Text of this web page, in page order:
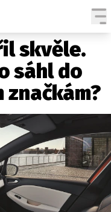
skvěle.
sáhl do